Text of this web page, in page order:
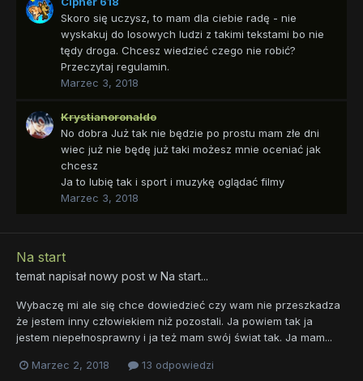
Skoro się uczysz, to mam dla ciebie radę - nie
wyskakuj do losowych ludzi z takimi tekstami bo nie
tędy droga. Chcesz wiedzieć czego nie robić?
Przeczytaj regulamin.
Marzec 3, 2018
Krystianoronaldo
No dobra Już tak nie będzie po prostu mam złe dni
wiec już nie będę już taki możesz mnie oceniać jak
chcesz
Ja to lubię tak i sport i muzykę oglądać filmy
Marzec 3, 2018
Na start
temat napisał nowy post w Na start...
Wybaczę mi ale się chce dowiedzieć czy wam nie przeszkadza
że jestem inny człowiekiem niż pozostali. Ja powiem tak ja
jestem niepełnosprawny i ja też mam swój świat tak. Ja mam...
Marzec 2, 2018 13 odpowiedzi